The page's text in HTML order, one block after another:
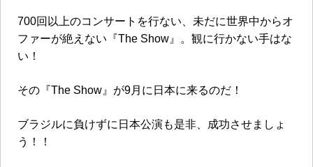
700回以上のコンサートを行ない、未だに世界中からオ
ファーが絶えない『The Show 』。観に行かない手はな
い！
その『The Show 』が9月に日本に来るのだ！
ブラジルに負けずに日本公演も是非、成功させましょ
う！！